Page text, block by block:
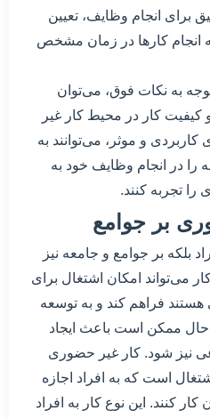
برای انجام وظایف، تعیین
انجام کارها در زمان مشخص
توجه به نکات فوق، می‌توان
کیفیت کار در محیط کار غیر
و موثر، می‌توانند به
را در انجام وظایف خود به
را تجربه کنند.
بر جوامع
بلکه بر جوامع و جامعه نیز
می‌تواند امکان اشتغال برای
فراهم کند و به توسعه
حال ممکن است باعث ایجاد
نیز شود. کار غیر حضوری
است که به افراد اجازه
کنند. این نوع کار به افراد